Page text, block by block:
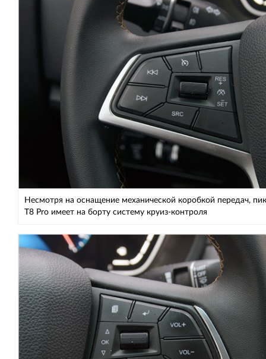
Несмотря на оснащение механической коробкой передач,
T8 Pro имеет на борту систему круиз-контроля